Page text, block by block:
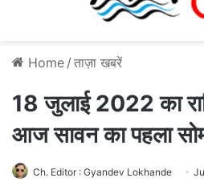
Home / ताज़ा खबरें
18 जुलाई 2022 का
आज सावन का पहला
Ch. Editor : Gyandev Lokhande